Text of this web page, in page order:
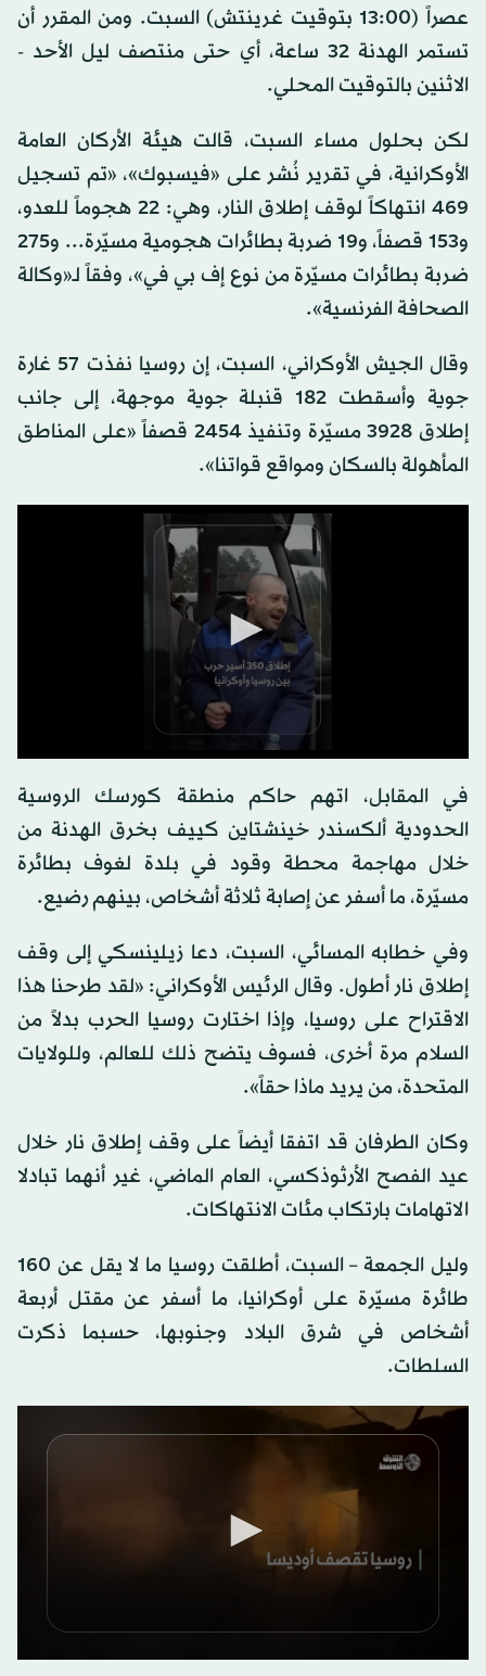
عصراً (13:00 بتوقيت غرينتش) السبت. ومن المقرر أن
تستمر الهدنة 32 ساعة، أي حتى منتصف ليل الأحد -
الاثنين بالتوقيت المحلي.
لكن بحلول مساء السبت، قالت هيئة الأركان العامة
الأوكرانية، في تقرير نُشر على «فيسبوك»، «تم تسجيل
469 انتهاكاً لوقف إطلاق النار، وهي: 22 هجوماً للعدو،
و153 قصفاً، و19 ضربة بطائرات هجومية مسيّرة... و275
ضربة بطائرات مسيّرة من نوع إف بي في»، وفقاً لـ«وكالة
الصحافة الفرنسية».
وقال الجيش الأوكراني، السبت، إن روسيا نفذت 57 غارة
جوية وأسقطت 182 قنبلة جوية موجهة، إلى جانب
إطلاق 3928 مسيّرة وتنفيذ 2454 قصفاً «على المناطق
المأهولة بالسكان ومواقع قواتنا».
seconds
of
seconds
في المقابل، اتهم حاكم منطقة كورسك الروسية
الحدودية ألكسندر خينشتاين كييف بخرق الهدنة من
خلال مهاجمة محطة وقود في بلدة لغوف بطائرة
مسيّرة، ما أسفر عن إصابة ثلاثة أشخاص، بينهم رضيع.
وفي خطابه المسائي، السبت، دعا زيلينسكي إلى وقف
إطلاق نار أطول. وقال الرئيس الأوكراني: «لقد طرحنا هذا
الاقتراح على روسيا، وإذا اختارت روسيا الحرب بدلاً من
السلام مرة أخرى، فسوف يتضح ذلك للعالم، وللولايات
المتحدة، من يريد ماذا حقاً».
وكان الطرفان قد اتفقا أيضاً على وقف إطلاق نار خلال
عيد الفصح الأرثوذكسي، العام الماضي، غير أنهما تبادلا
الاتهامات بارتكاب مئات الانتهاكات.
وليل الجمعة – السبت، أطلقت روسيا ما لا يقل عن 160
طائرة مسيّرة على أوكرانيا، ما أسفر عن مقتل أربعة
أشخاص في شرق البلاد وجنوبها، حسبما ذكرت
السلطات.